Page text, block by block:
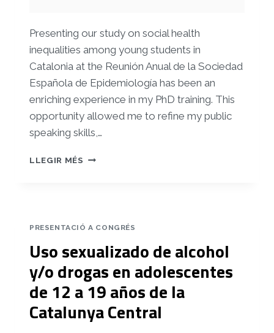
Presenting our study on social health
inequalities among young students in
Catalonia at the Reunión Anual de la Sociedad
Española de Epidemiología has been an
enriching experience in my PhD training. This
opportunity allowed me to refine my public
speaking skills,…
LLEGIR MÉS DESIGUALDADES
PERSONES
ESCOLARIZADAS
EN
CATALUNYA
PRESENTACIÓ A CONGRÉS
Uso sexualizado de alcohol
y/o drogas en adolescentes
de 12 a 19 años de la
Catalunya Central